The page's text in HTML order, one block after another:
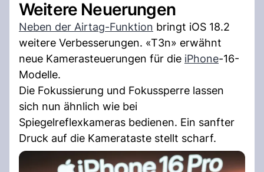
Weitere Neuerungen
Neben der Airtag-Funktion bringt iOS 18.2
weitere Verbesserungen. «T3n» erwähnt
neue Kamerasteuerungen für die iPhone-16-
Modelle.
Die Fokussierung und Fokussperre lassen
sich nun ähnlich wie bei
Spiegelreflexkameras bedienen. Ein sanfter
Druck auf die Kamerataste stellt scharf.